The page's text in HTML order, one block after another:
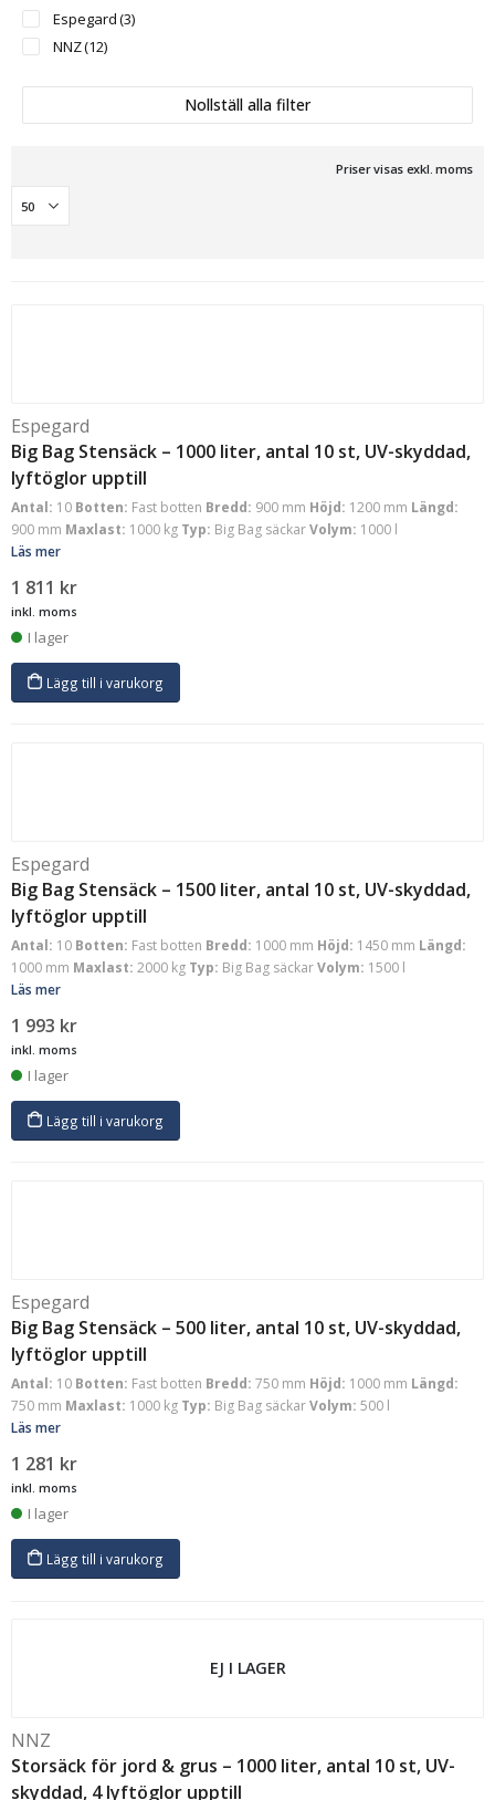
Espegard(3)
NNZ(12)
Nollställ alla filter
Priser visas exkl. moms
Espegard
Big Bag Stensäck – 1000 liter, antal 10 st, UV-skyddad,
lyftöglor upptill
Antal: 10 Botten: Fast botten Bredd: 900 mm Höjd: 1200 mm Längd:
900 mm Maxlast: 1000 kg Typ: Big Bag säckarVolym: 1000 l
Läs mer
1 811 kr
inkl. moms
I lager
Lägg till i varukorg
Espegard
Big Bag Stensäck – 1500 liter, antal 10 st, UV-skyddad,
lyftöglor upptill
Antal: 10 Botten: Fast botten Bredd: 1000 mm Höjd: 1450 mm Längd:
1000 mm Maxlast: 2000 kg Typ: Big Bag säckarVolym: 1500 l
Läs mer
1 993 kr
inkl. moms
I lager
Lägg till i varukorg
Espegard
Big Bag Stensäck – 500 liter, antal 10 st, UV-skyddad,
lyftöglor upptill
Antal: 10 Botten: Fast botten Bredd: 750 mm Höjd: 1000 mm Längd:
750 mm Maxlast: 1000 kg Typ: Big Bag säckarVolym: 500 l
Läs mer
1 281 kr
inkl. moms
I lager
Lägg till i varukorg
EJ I LAGER
NNZ
Storsäck för jord & grus – 1000 liter, antal 10 st, UV-
skyddad, 4 lyftöglor upptill